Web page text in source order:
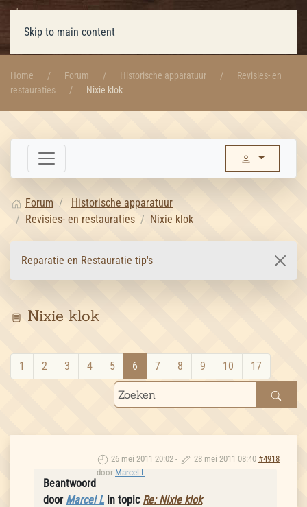
Skip to main content
Home Forum Historische apparatuur
Revisies- en
restauraties
Nixie klok
Forum
Historische apparatuur
Revisies- en restauraties
Nixie klok
Reparatie en Restauratie tip's
Nixie klok
1 2 3 4 5 6 7 8 9 10 17
26 mei 2011 20:02 - 28 mei 2011 08:40 #4918
door Marcel L
Beantwoord
door Marcel L in topic Re: Nixie klok